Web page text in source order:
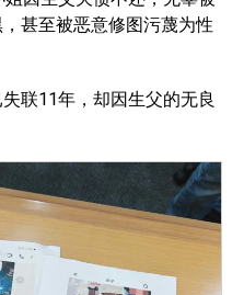
甚至被恶意修图污蔑为性
联11年，却因生父的无良